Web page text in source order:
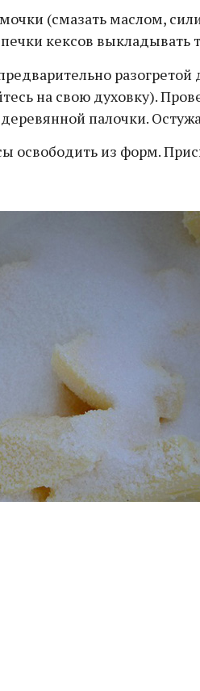
(смазать маслом,
кексов выкладывать
разогретой
на свою духовку).
палочки.
освободить из форм.